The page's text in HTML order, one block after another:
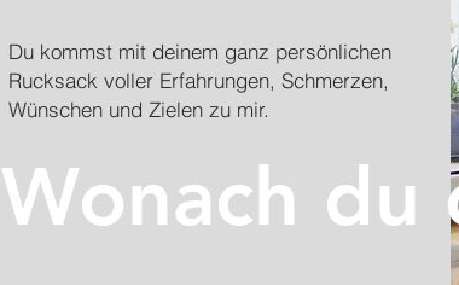
Du kommst mit deinem ganz persönlichen
Rucksack voller Erfahrungen, Schmerzen,
Wünschen und Zielen zu mir.
Wonach du